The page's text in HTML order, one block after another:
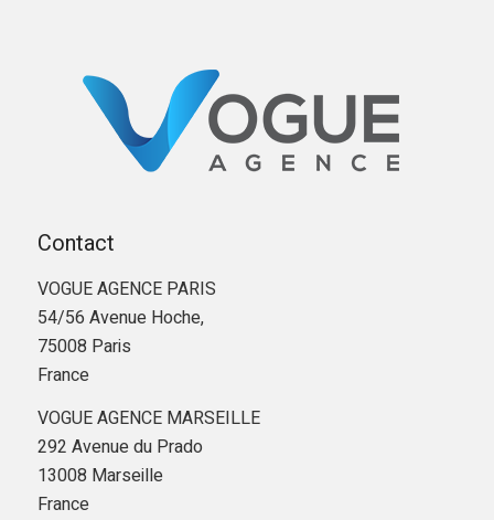
Contact
VOGUE AGENCE PARIS
54/56 Avenue Hoche,
75008 Paris
France
VOGUE AGENCE MARSEILLE
292 Avenue du Prado
13008 Marseille
France